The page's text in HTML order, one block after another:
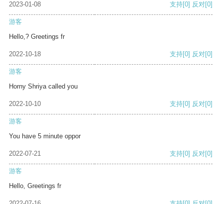
2023-01-08 支持[0] 反对[0]
游客
Hello,? Greetings fr
2022-10-18 支持[0] 反对[0]
游客
Horny Shriya called you
2022-10-10 支持[0] 反对[0]
游客
You have 5 minute oppor
2022-07-21 支持[0] 反对[0]
游客
Hello, Greetings fr